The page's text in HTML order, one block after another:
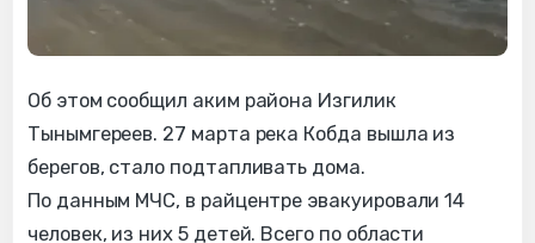
Об этом сообщил аким района Изгилик
Тынымгереев. 27 марта река Кобда вышла из
берегов, стало подтапливать дома.
По данным МЧС, в райцентре эвакуировали 14
человек, из них 5 детей. Всего по области